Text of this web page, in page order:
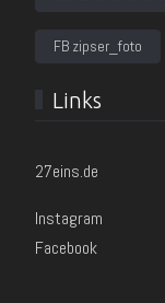
FB zipser_foto
Links
27eins.de
Instagram
Facebook